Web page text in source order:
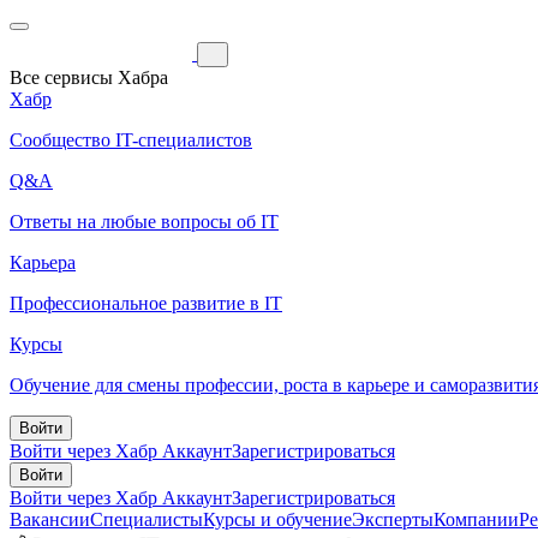
Все сервисы Хабра
Хабр
Сообщество IT-специалистов
Q&A
Ответы на любые вопросы об IT
Карьера
Профессиональное развитие в IT
Курсы
Обучение для смены профессии, роста в карьере и
Войти
Войти через Хабр АккаунтЗарегистрироваться
Войти
Войти через Хабр АккаунтЗарегистрироваться
ВакансииСпециалистыКурсы и обучениеЭкспертыКомпании